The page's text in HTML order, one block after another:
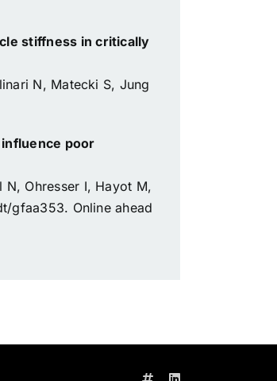
stiffness in critically
N, Matecki S, Jung
poor
N, Ohresser I, Hayot M,
gfaa353. Online ahead
X LinkedIn